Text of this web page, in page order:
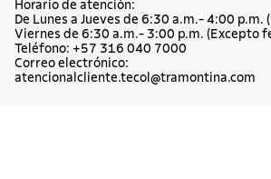
Política de Cambio y Devoluciones
Términos y condiciones de las Promociones
Promociones Vigentes
Tratamiento de Datos Personales
Institucional